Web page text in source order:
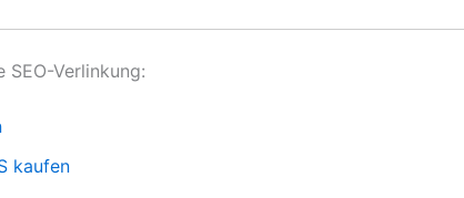
Verlinkung:
kaufen